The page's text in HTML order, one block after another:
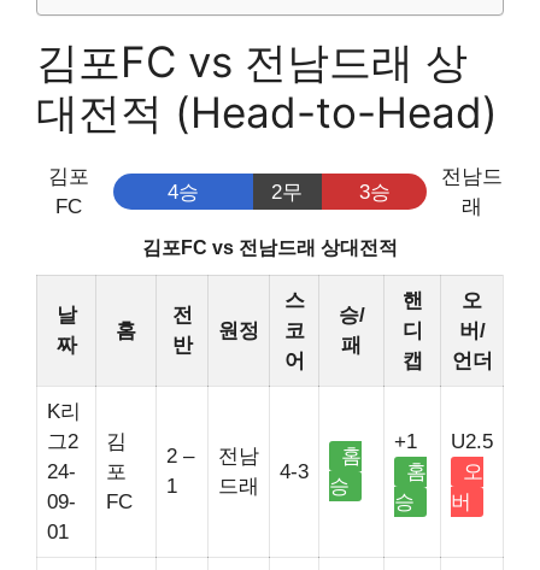
김포FC vs 전남드래 상
대전적 (Head-to-Head)
김포
FC
4승 2무 3승
전남드
래
김포FC vs 전남드래 상대전적
날
짜
홈
전
반
원정
스
코
어
승/
패
핸
디
캡
오
버/
언더
K리
그2
24-
09-
01
김
포
FC
2 –
1
전남
드래
4-3
홈
승
+1
홈
승
U2.5
오
버